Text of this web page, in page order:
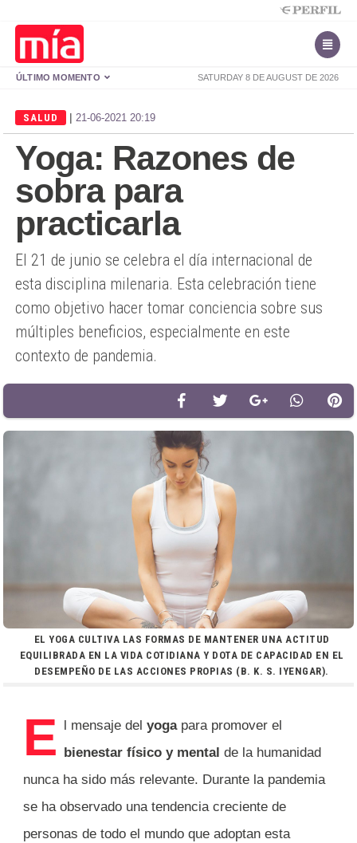
SATURDAY 8 DE AUGUST DE 2026
ÚLTIMO MOMENTO
SALUD | 21-06-2021 20:19
Yoga: Razones de
sobra para
practicarla
El 21 de junio se celebra el día internacional de
esta disciplina milenaria. Esta celebración tiene
como objetivo hacer tomar conciencia sobre sus
múltiples beneficios, especialmente en este
contexto de pandemia.
EL YOGA CULTIVA LAS FORMAS DE MANTENER UNA ACTITUD
EQUILIBRADA EN LA VIDA COTIDIANA Y DOTA DE CAPACIDAD EN EL
DESEMPEÑO DE LAS ACCIONES PROPIAS (B. K. S. IYENGAR).
E l mensaje del yogapara promover el
bienestar físico y mental de la humanidad
nunca ha sido más relevante. Durante la pandemia
se ha observado una tendencia creciente de
personas de todo el mundo que adoptan esta